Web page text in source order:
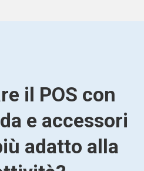
il POS con
e accessori
adatto alla